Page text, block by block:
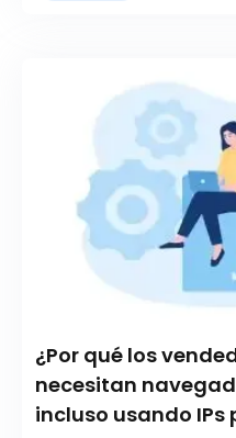
¿Por qué los
necesitan
incluso usando IPs